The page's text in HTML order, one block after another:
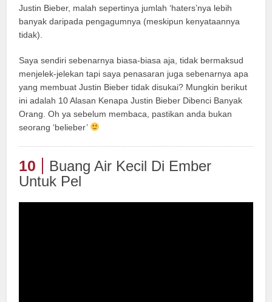
Justin Bieber, malah sepertinya jumlah ‘haters’nya lebih
banyak daripada pengagumnya (meskipun kenyataannya
tidak).
Saya sendiri sebenarnya biasa-biasa aja, tidak bermaksud
menjelek-jelekan tapi saya penasaran juga sebenarnya apa
yang membuat Justin Bieber tidak disukai? Mungkin berikut
ini adalah 10 Alasan Kenapa Justin Bieber Dibenci Banyak
Orang. Oh ya sebelum membaca, pastikan anda bukan
seorang ‘belieber’
10
Buang Air Kecil Di Ember
Untuk Pel